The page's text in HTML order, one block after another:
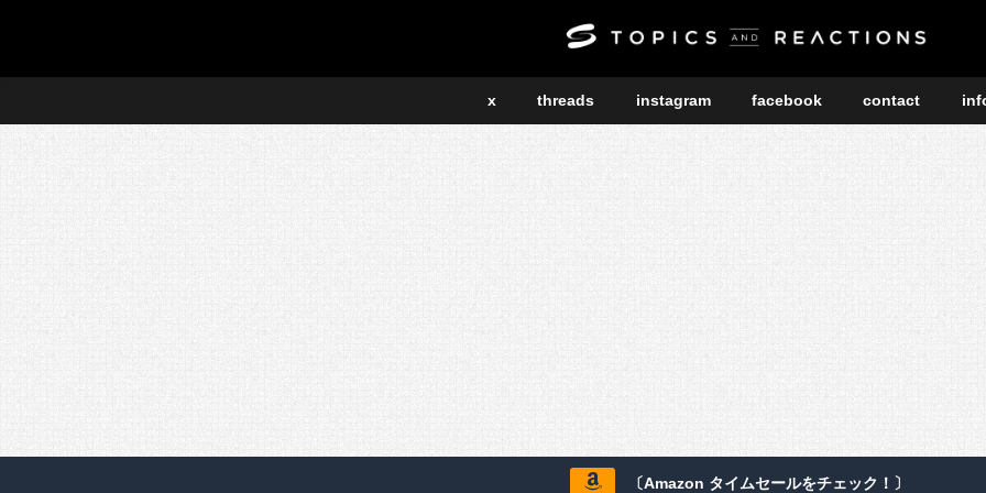
x threads instagram facebook contact
〔Amazon タイムセールをチェック！〕